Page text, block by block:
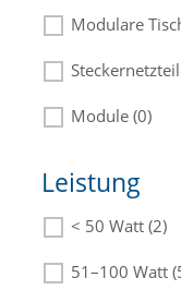
Modulare
Module (0)
Die passenden
Beschreibung.
Leistung
< 50 Watt (2)
51–100 Watt